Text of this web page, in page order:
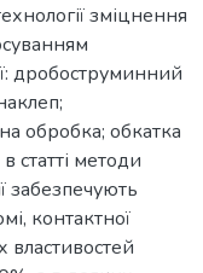
зміцнення
дробоструминний
обробка; обкатка
статті методи
забезпечують
контактної
властивостей